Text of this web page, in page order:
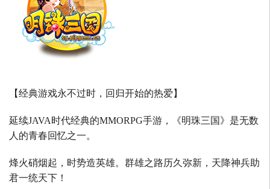
【经典游戏永不过时，回归开始的热爱】
延续JAVA时代经典的MMORPG手游，《明珠三国》是无数
人的青春回忆之一。
烽火硝烟起，时势造英雄。群雄之路历久弥新，天降神兵助
君一统天下！